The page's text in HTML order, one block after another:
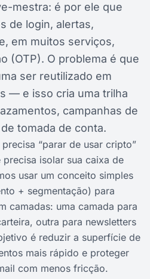
mestra: é por ele que
de login, alertas,
em muitos serviços,
(OTP). O problema é que
ser reutilizado em
— e isso cria uma trilha
campanhas de
tomada de conta.
“parar de usar cripto”
isolar sua caixa de
usar um conceito simples
+ segmentação) para
camadas: uma camada para
outra para newsletters
é reduzir a superfície de
mais rápido e proteger
com menos fricção.